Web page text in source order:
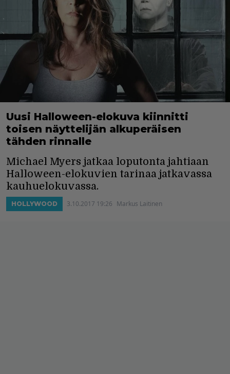
Uusi Halloween-elokuva kiinnitti
toisen näyttelijän alkuperäisen
tähden rinnalle
Michael Myers jatkaa loputonta jahtiaan
Halloween-elokuvien tarinaa jatkavassa
kauhuelokuvassa.
HOLLYWOOD 3.10.2017 19:26 Markus Laitinen